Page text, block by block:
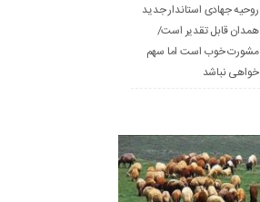
روحیه جهادی استاندار جدید
همدان قابل تقدیر است/
مشورت خوب است اما سهم
خواهی نباشد